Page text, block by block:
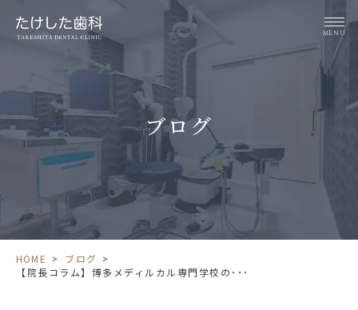
MENU
ブログ
HOME > ブログ >
【院長コラム】博多メディルカル専門学校の･･･